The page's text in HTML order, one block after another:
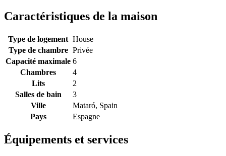
Caractéristiques de la maison
Type de logement House
Type de chambre Privée
Capacité maximale 6
Chambres
4
Lits
2
Salles de bain
3
Ville
Mataró, Spain
Pays
Espagne
Équipements et services